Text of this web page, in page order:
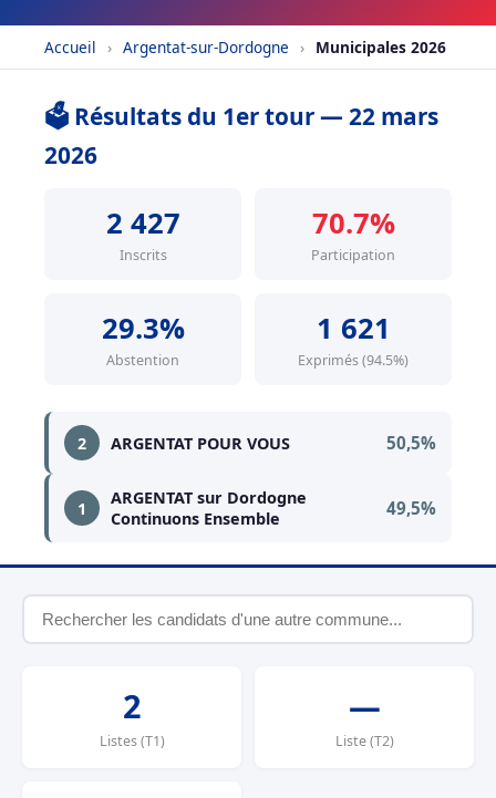
Accueil › Argentat-sur-Dordogne › Municipales 2026
🗳️ Résultats du 1er tour — 22 mars
2026
2 427
Inscrits
70.7%
Participation
29.3%
Abstention
1 621
Exprimés (94.5%)
2 ARGENTAT POUR VOUS 50,5%
1
ARGENTAT sur Dordogne
Continuons Ensemble
49,5%
2
Listes (T1)
—
Liste (T2)